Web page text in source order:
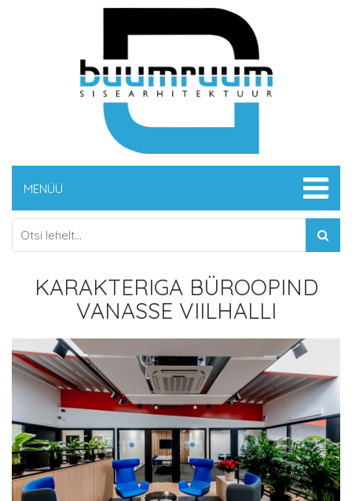
MENÜÜ
KARAKTERIGA BÜROOPIND
VANASSE VIILHALLI